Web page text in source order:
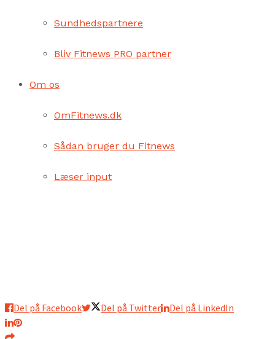
Sundhedspartnere
Bliv Fitnews PRO partner
Om os
OmFitnews.dk
Sådan bruger du Fitnews
Læser input
Del på Facebook Del på Twitter Del på LinkedIn